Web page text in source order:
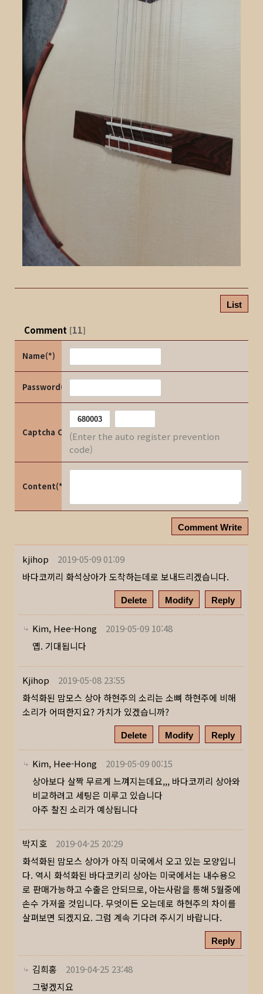
List
Comment [11]
Name(*)
Password(*)
Captcha Code(Enter the auto register prevention
code)
Content(*)
Comment Write
kjihop
2019-05-09 01:09
바다코끼리 화석상아가 도착하는데로 보내드리겠습니다.
Delete Modify Reply
Kim, Hee-Hong
2019-05-09 10:48
옙. 기대됩니다
Kjihop
2019-05-08 23:55
화석화된 맘모스 상아 하현주의 소리는 소뼈 하현주에 비해
소리가 어떠한지요? 가치가 있겠습니까?
Delete Modify Reply
Kim, Hee-Hong
2019-05-09 00:15
상아보다 살짝 무르게 느껴지는데요,,, 바다코끼리 상아와
비교하려고 세팅은 미루고 있습니다
아주 찰진 소리가 예상됩니다
박지호
2019-04-25 20:29
화석화된 맘모스 상아가 아직 미국에서 오고 있는 모양입니
다. 역시 화석화된 바다코키리 상아는 미국에서는 내수용으
로 판매가능하고 수출은 안되므로, 아는사람을 통해 5월중에
손수 가져올 것입니다. 무엇이든 오는데로 하현주의 차이를
살펴보면 되겠지요. 그럼 계속 기다려 주시기 바랍니다.
Reply
김희홍
2019-04-25 23:48
그렇겠지요